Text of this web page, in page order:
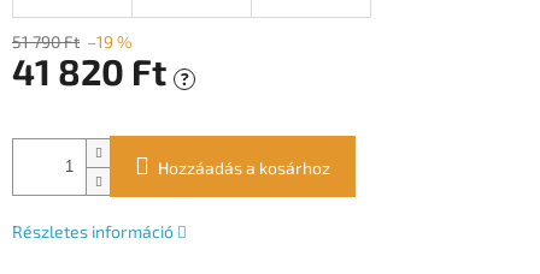
51 790 Ft –19 %
41 820 Ft ?
Hozzáadás a kosárhoz
Részletes információ